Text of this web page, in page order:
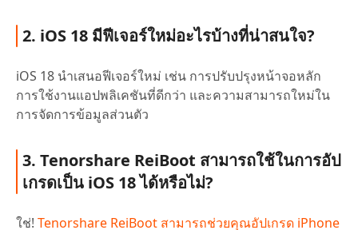
2. iOS 18 มีฟีเจอร์ใหม่อะไรบ้างที่น่าสนใจ?
iOS 18 นำเสนอฟีเจอร์ใหม่ เช่น การปรับปรุงหน้าจอหลัก
การใช้งานแอปพลิเคชันที่ดีกว่า และความสามารถใหม่ใน
การจัดการข้อมูลส่วนตัว
3. Tenorshare ReiBoot สามารถใช้ในการอัป
เกรดเป็น iOS 18 ได้หรือไม่?
ใช่! Tenorshare ReiBoot สามารถช่วยคุณอัปเกรด iPhone